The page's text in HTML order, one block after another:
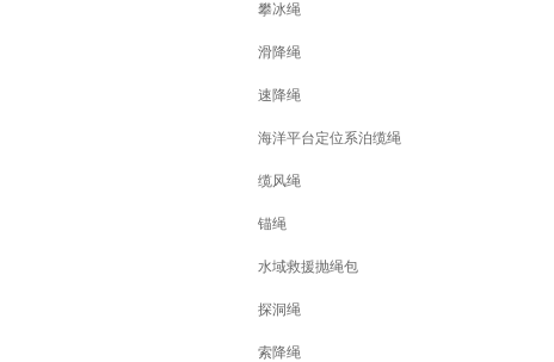
攀冰绳
滑降绳
速降绳
海洋平台定位系泊缆绳
缆风绳
锚绳
水域救援抛绳包
探洞绳
索降绳